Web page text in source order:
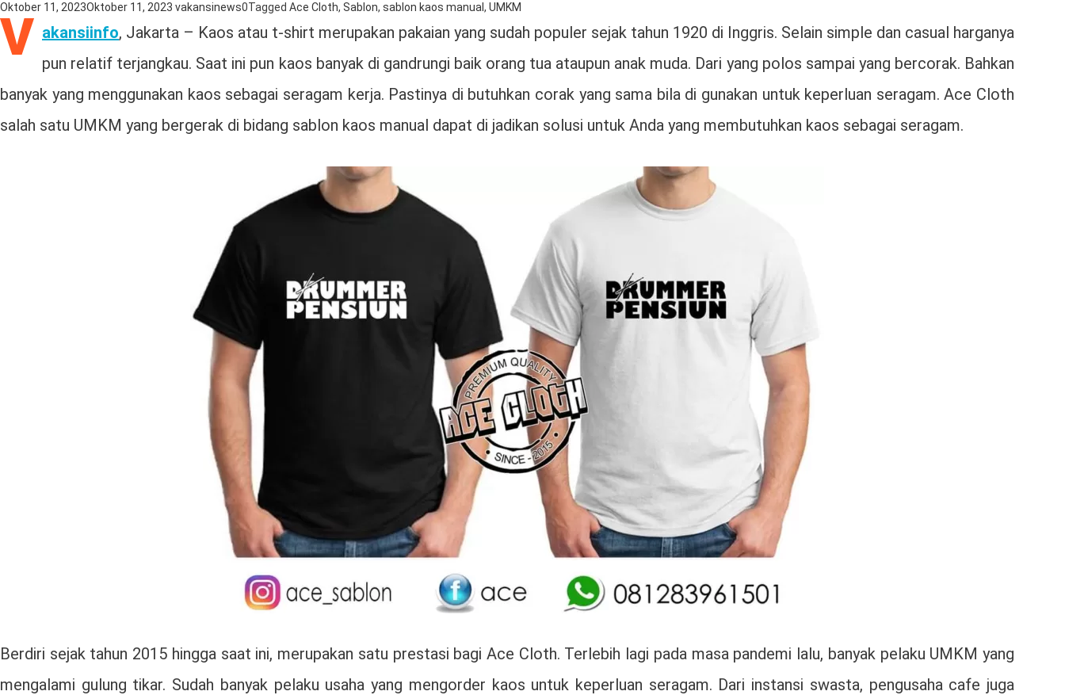
Oktober 11, 2023Oktober 11, 2023 vakansinews0Tagged Ace Cloth, Sablon, sablon kaos manual , UMKM
V akansiinfo, Jakarta – Kaos atau t-shirt merupakan pakaian yang sudah populer sejak tahun 1920 di Inggris. Selain simple dan casual harganya
pun relatif terjangkau. Saat ini pun kaos banyak di gandrungi baik orang tua ataupun anak muda. Dari yang polos sampai yang bercorak. Bahkan
banyak yang menggunakan kaos sebagai seragam kerja. Pastinya di butuhkan corak yang sama bila di gunakan untuk keperluan seragam. Ace Cloth
salah satu UMKM yang bergerak di bidang sablon kaos manual dapat di jadikan solusi untuk Anda yang membutuhkan kaos sebagai seragam.
Berdiri sejak tahun 2015 hingga saat ini, merupakan satu prestasi bagi Ace Cloth. Terlebih lagi pada masa pandemi lalu, banyak pelaku UMKM yang
mengalami gulung tikar. Sudah banyak pelaku usaha yang mengorder kaos untuk keperluan seragam. Dari instansi swasta, pengusaha cafe juga